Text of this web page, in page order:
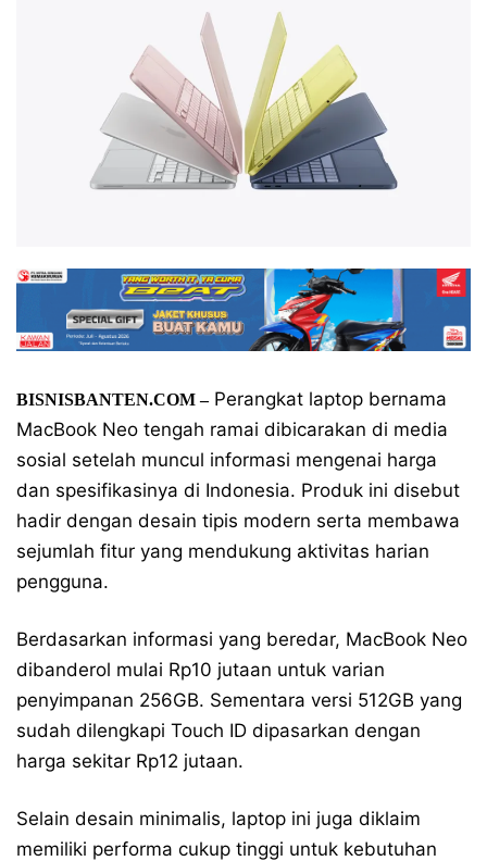
BISNISBANTEN.COM–Perangkat laptop bernama
MacBook Neo tengah ramai dibicarakan di media
sosial setelah muncul informasi mengenai harga
dan spesifikasinya di Indonesia. Produk ini disebut
hadir dengan desain tipis modern serta membawa
sejumlah fitur yang mendukung aktivitas harian
pengguna.
Berdasarkan informasi yang beredar, MacBook Neo
dibanderol mulai Rp10 jutaan untuk varian
penyimpanan 256GB. Sementara versi 512GB yang
sudah dilengkapi Touch ID dipasarkan dengan
harga sekitar Rp12 jutaan.
Selain desain minimalis, laptop ini juga diklaim
memiliki performa cukup tinggi untuk kebutuhan